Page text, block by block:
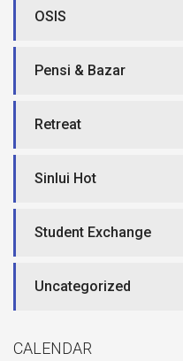
OSIS
Pensi & Bazar
Retreat
Sinlui Hot
Student Exchange
Uncategorized
CALENDAR